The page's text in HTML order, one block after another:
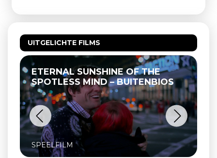
UITGELICHTE FILMS
ETERNAL SUNSHINE OF THE
SPOTLESS MIND – BUITENBIOS
SPEELFILM